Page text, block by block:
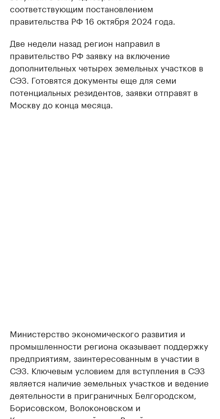
соответствующим постановлением
правительства РФ 16 октября 2024 года.
Две недели назад регион направил в
правительство РФ заявку на включение
дополнительных четырех земельных участков в
СЭЗ. Готовятся документы еще для семи
потенциальных резидентов, заявки отправят в
Москву до конца месяца.
Министерство экономического развития и
промышленности региона оказывает поддержку
предприятиям, заинтересованным в участии в
СЭЗ. Ключевым условием для вступления в СЭЗ
является наличие земельных участков и ведение
деятельности в приграничных Белгородском,
Борисовском, Волоконовском и